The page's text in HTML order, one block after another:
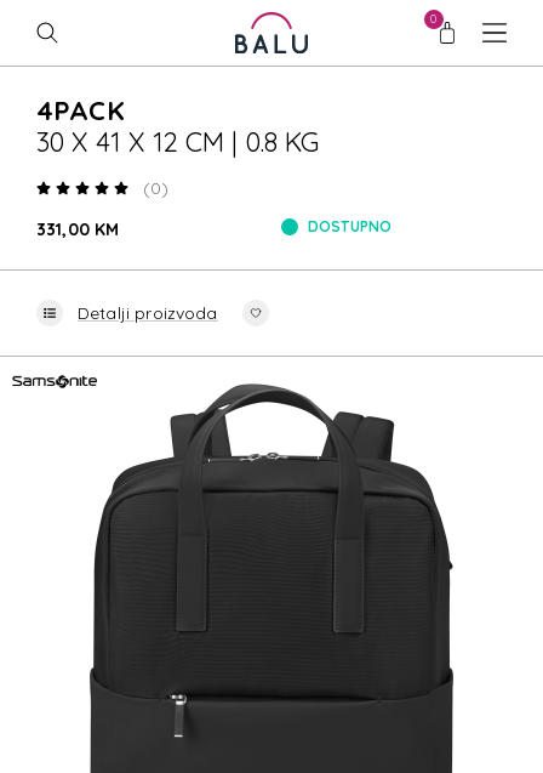
0
4PACK
30 X 41 X 12 CM | 0.8 KG
(0)
331,00 KM
DOSTUPNO
Detalji proizvoda